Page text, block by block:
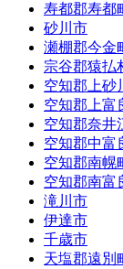
寿都郡寿都
砂川市
瀬棚郡今金
宗谷郡猿払
空知郡上砂
空知郡上富
空知郡奈井
空知郡中富
空知郡南幌
空知郡南富
滝川市
伊達市
千歳市
天塩郡遠別